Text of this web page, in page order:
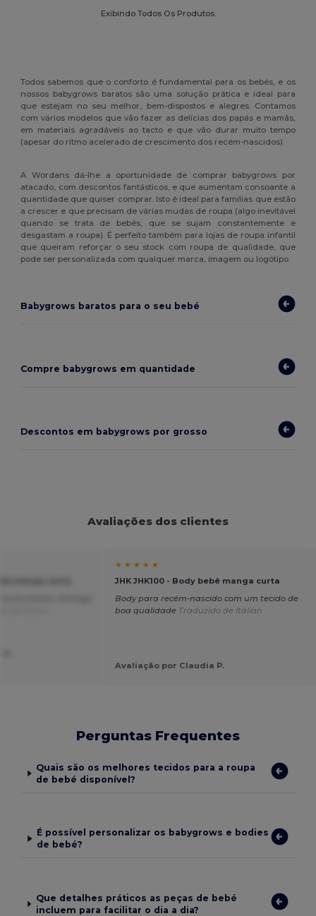
Exibindo Todos Os Produtos.
Todos sabemos que o conforto é fundamental para os bebés, e os
nossos babygrows baratos são uma solução prática e ideal para
que estejam no seu melhor, bem-dispostos e alegres. Contamos
com vários modelos que vão fazer as delícias dos papás e mamãs,
em materiais agradáveis ao tacto e que vão durar muito tempo
(apesar do ritmo acelerado de crescimento dos recém-nascidos).
A Wordans dá-lhe a oportunidade de comprar babygrows por
atacado, com descontos fantásticos, e que aumentam consoante a
quantidade que quiser comprar. Isto é ideal para famílias que estão
a crescer e que precisam de várias mudas de roupa (algo inevitável
quando se trata de bebés, que se sujam constantemente e
desgastam a roupa). É perfeito também para lojas de roupa infantil
que queiram reforçar o seu stock com roupa de qualidade, que
pode ser personalizada com qualquer marca, imagem ou logótipo.
Babygrows baratos para o seu bebé
Compre babygrows em quantidade
Descontos em babygrows por grosso
Avaliações dos clientes
★ ★ ★ ★ ★
JHK JHK100 - Body bebê manga curta
Body para recém-nascido com um tecido de
boa qualidade Traduzido de Italian
Avaliação por Claudia P.
Perguntas Frequentes
Quais são os melhores tecidos para a roupa
de bebé disponível?
É possível personalizar os babygrows e bodies
de bebé?
Que detalhes práticos as peças de bebé
incluem para facilitar o dia a dia?